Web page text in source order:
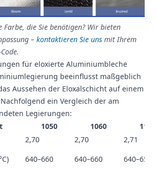
Farbe, die Sie benötigen? Wir bieten
– kontaktieren Sie uns mit Ihrem
für eloxierte Aluminiumbleche
beeinflusst maßgeblich
Aussehen der Eloxalschicht auf einem
ein Vergleich der am
Legierungen:
1050 1060
1100
2,70 2,70
2,71
640–660 640–660 640–655